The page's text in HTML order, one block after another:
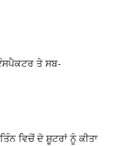
ਤੇ ਸਬ-
ਵਿਚੋਂ ਦੋ ਸ਼ੂਟਰਾਂ ਨੂੰ ਕੀਤਾ